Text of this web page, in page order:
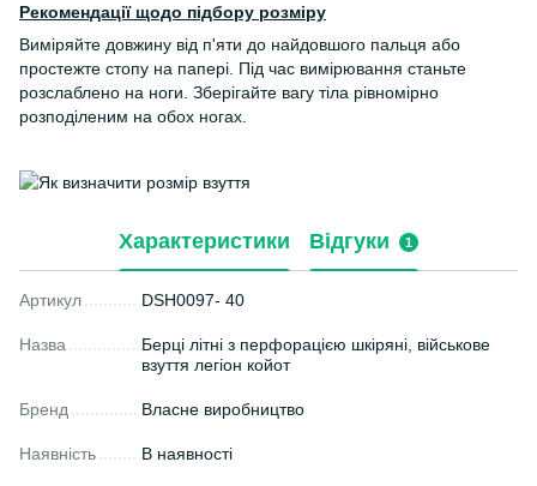
Рекомендації щодо підбору розміру
Виміряйте довжину від п'яти до найдовшого пальця або
простежте стопу на папері. Під час вимірювання станьте
розслаблено на ноги. Зберігайте вагу тіла рівномірно
розподіленим на обох ногах.
Характеристики Відгуки 1
Артикул DSH0097- 40
Назва
Берці літні з перфорацією шкіряні, військове
взуття легіон койот
Бренд Власне виробництво
Наявність В наявності